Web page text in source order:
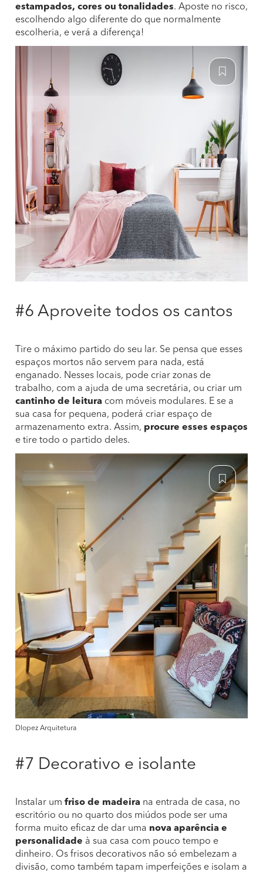
estampados, cores ou tonalidades. Aposte no risco,
escolhendo algo diferente do que normalmente
escolheria, e verá a diferença!
#6 Aproveite todos os cantos
Tire o máximo partido do seu lar. Se pensa que esses
espaços mortos não servem para nada, está
enganado. Nesses locais, pode criar zonas de
trabalho, com a ajuda de uma secretária, ou criar um
cantinho de leitura com móveis modulares. E se a
sua casa for pequena, poderá criar espaço de
armazenamento extra. Assim, procure esses espaços
e tire todo o partido deles.
Dlopez Arquitetura
#7 Decorativo e isolante
Instalar um friso de madeira na entrada de casa, no
escritório ou no quarto dos miúdos pode ser uma
forma muito eficaz de dar uma nova aparência e
personalidade à sua casa com pouco tempo e
dinheiro. Os frisos decorativos não só embelezam a
divisão, como também tapam imperfeições e isolam a